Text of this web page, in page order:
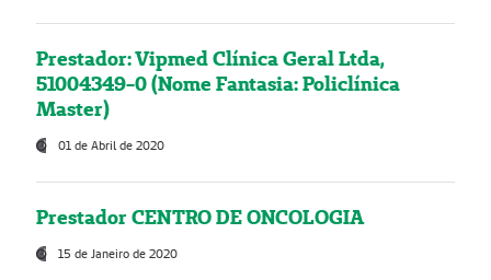
Prestador: Vipmed Clínica Geral Ltda,
51004349-0 (Nome Fantasia: Policlínica
Master)
01 de Abril de 2020
Prestador CENTRO DE ONCOLOGIA
15 de Janeiro de 2020